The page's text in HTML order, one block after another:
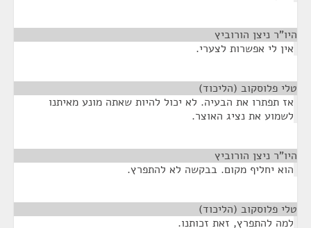
היו"ר ניצן הורוביץ
אין לי אפשרות לצערי.
טלי פלוסקוב (הליכוד)
אז תפתרו את הבעיה. לא יכול להיות שאתה מונע מאיתנו
לשמוע את נציג האוצר.
היו"ר ניצן הורוביץ
הוא יחליף מקום. בבקשה לא להתפרץ.
טלי פלוסקוב (הליכוד)
למה להתפרץ, זאת זכותנו.